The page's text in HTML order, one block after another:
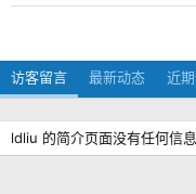
访客留言 最新动态 近
ldliu 的简介页面没有任何信息